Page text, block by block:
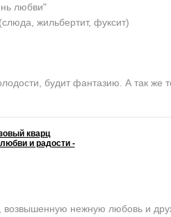
любви"
жильбертит, фуксит)
будит фантазию. А так же
кварц
и радости -
нежную любовь и